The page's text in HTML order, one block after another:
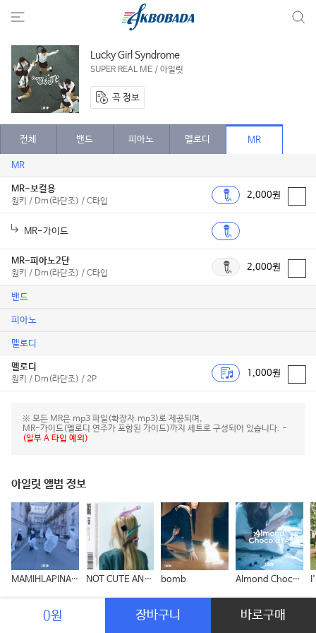
Lucky Girl Syndrome
SUPER REAL ME / 아일릿
곡 정보
전체 밴드 피아노 멜로디 MR
MR
MR-보컬용
원키 / Dm(라단조) / C타입
2,000원
MR-가이드
MR-피아노2단
원키 / Dm(라단조) / C타입
2,000원
밴드
피아노
멜로디
멜로디
원키 / Dm(라단조) / 2P
1,000원
※ 모든 MR은 mp3 파일(확장자.mp3)로 제공되며,
MR-가이드(멜로디 연주가 포함된 가이드)까지 세트로 구성되어 있습니다. -
(일부 A 타입 예외)
아일릿 앨범 정보
MAMIHLAPINATAPAI NOT CUTE ANYMORE bomb Almond Chocolate (Korean Ver.)
아일릿 다른 곡들
0원 장바구니 바로구매